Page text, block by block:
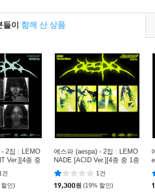
이 함께 산 상품
2집 : LEMO
Ver.][4종 중
건
인)
에스파 (aespa) - 2집 : LEMO
NADE [ACID Ver.][4종 중 1종
랜덤발송]
1건
19,300원 (19% 할인)